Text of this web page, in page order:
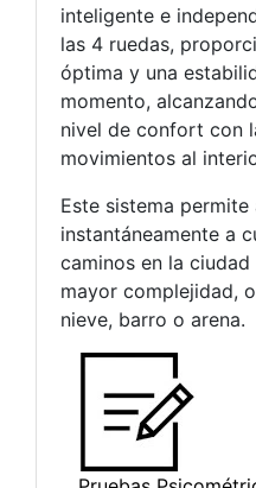
inteligente e
las 4 ruedas,
óptima y una
momento,
nivel de confort con
movimientos al
Este sistema
instantáneamente a
caminos en la
mayor complejidad,
nieve, barro o arena.